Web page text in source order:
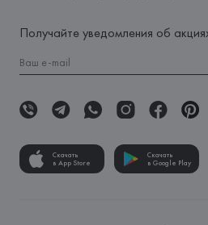
Получайте уведомления об
Скачать
в App Store
Скачать
в Google Play